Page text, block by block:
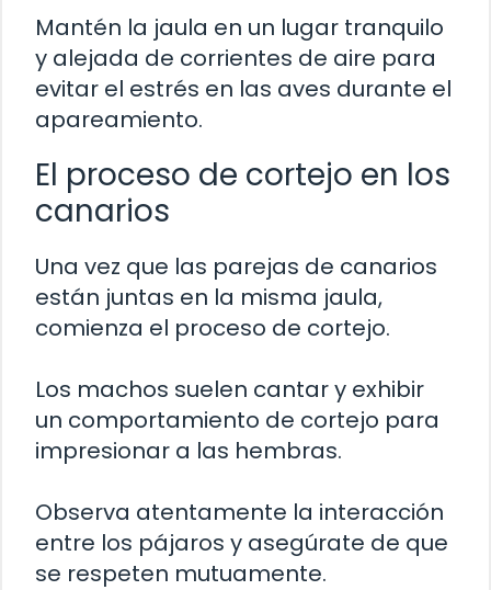
Mantén la jaula en un lugar tranquilo
y alejada de corrientes de aire para
evitar el estrés en las aves durante el
apareamiento.
El proceso de cortejo en los
canarios
Una vez que las parejas de canarios
están juntas en la misma jaula,
comienza el proceso de cortejo.
Los machos suelen cantar y exhibir
un comportamiento de cortejo para
impresionar a las hembras.
Observa atentamente la interacción
entre los pájaros y asegúrate de que
se respeten mutuamente.